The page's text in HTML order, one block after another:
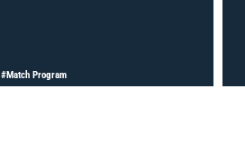
#Match Program